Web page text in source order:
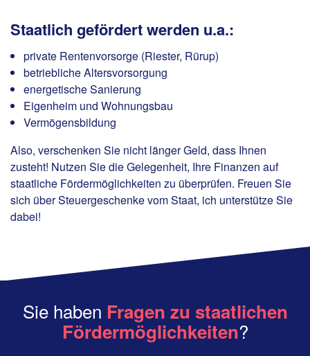
Staatlich gefördert werden u.a.:
private Rentenvorsorge (Riester, Rürup)
betriebliche Altersvorsorgung
energetische Sanierung
Eigenheim und Wohnungsbau
Vermögensbildung
Also, verschenken Sie nicht länger Geld, dass Ihnen
zusteht! Nutzen Sie die Gelegenheit, Ihre Finanzen auf
staatliche Fördermöglichkeiten zu überprüfen. Freuen Sie
sich über Steuergeschenke vom Staat, ich unterstütze Sie
dabei!
Sie haben Fragen zu staatlichen
Fördermöglichkeiten?